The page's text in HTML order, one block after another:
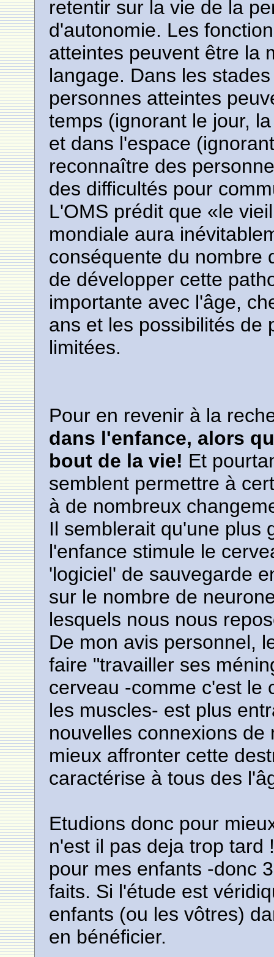
retentir sur la vie de la
d'autonomie. Les
atteintes peuvent être la
langage. Dans les
personnes atteintes
temps (ignorant le jour,
et dans l'espace
reconnaître des
des difficultés pour
L'OMS prédit que «le
mondiale aura
conséquente du nombre
de développer cette
importante avec l'âge,
ans et les possibilités de
limitées.
Pour en revenir à la
dans l'enfance, alors
bout de la vie! Et
semblent permettre à
à de nombreux
Il semblerait qu'une plus
l'enfance stimule le
'logiciel' de sauvegarde
sur le nombre de
lesquels nous nous
De mon avis personnel,
faire "travailler ses
cerveau -comme c'est le
les muscles- est plus
nouvelles connexions
mieux affronter cette
caractérise à tous des
Etudions donc pour
n'est il pas deja trop tard
pour mes enfants -donc
faits. Si l'étude est
enfants (ou les vôtres)
en bénéficier.